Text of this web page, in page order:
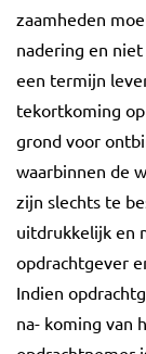
zaamheden
nadering en
een termijn
tekortkoming
grond voor
waarbinnen de
zijn slechts te
uitdrukkelijk en
opdrachtgever
Indien
na- koming van